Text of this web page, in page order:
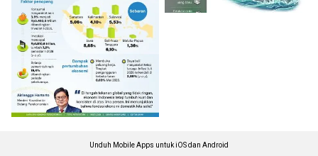
Unduh Mobile Apps untuk iOS dan Android